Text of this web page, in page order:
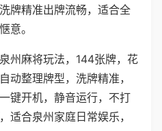
牌精准出牌流畅，适合全
意。
州麻将玩法，144张牌，花
动整理牌型，洗牌精准，
键开机，静音运行，不打
适合泉州家庭日常娱乐，